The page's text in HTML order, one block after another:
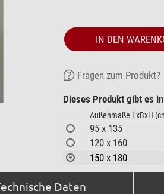
IN DEN
Fragen zum Produkt?
Dieses Produkt gibt es
Außenmaße LxBxH
95 x 135
120 x 160
150 x 180
Daten